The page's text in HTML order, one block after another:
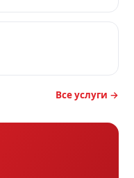
Все услуги →